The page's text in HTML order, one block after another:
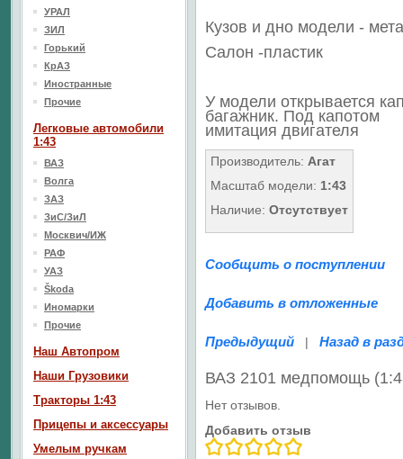
Кузов и дно модели -
Салон -пластик
У модели открывается
багажник. Под капотом
имитация двигателя
Производитель: Агат
Масштаб модели: 1:43
Наличие: Отсутствует
Сообщить о поступлении
Добавить в отложенные
Предыдущий | Назад в
ВАЗ 2101 медпомощь
Нет отзывов.
Добавить отзыв
УРАЛ
ЗИЛ
Горький
КрАЗ
Иностранные
Прочие
Легковые автомобили
1:43
ВАЗ
Волга
ЗАЗ
ЗиС/ЗиЛ
Москвич/ИЖ
РАФ
УАЗ
Škoda
Иномарки
Прочие
Наш Aвтопром
Наши Грузовики
Тракторы 1:43
Прицепы и аксессуары
Умелым ручкам